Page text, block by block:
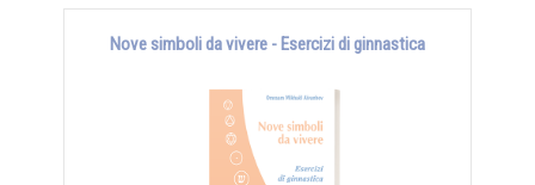
Nove simboli da vivere - Esercizi di ginnastica